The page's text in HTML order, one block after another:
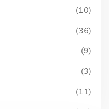
(10)
(36)
(9)
(3)
(11)